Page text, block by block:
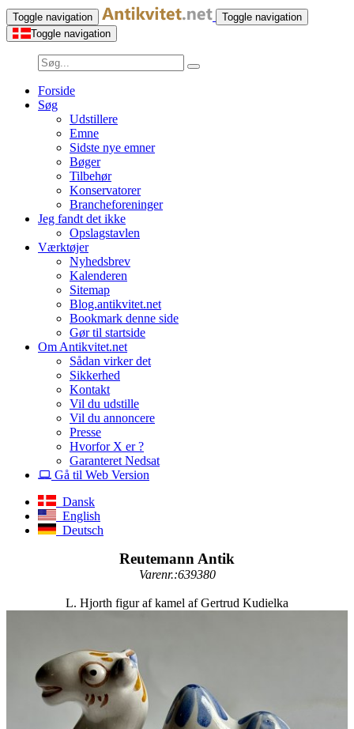
Toggle navigation
Toggle navigation
Toggle navigation
Forside
Søg
Udstillere
Emne
Sidste nye emner
Bøger
Tilbehør
Konservatorer
Brancheforeninger
Jeg fandt det ikke
Opslagstavlen
Værktøjer
Nyhedsbrev
Kalenderen
Sitemap
Blog.antikvitet.net
Bookmark denne side
Gør til startside
Om Antikvitet.net
Sådan virker det
Sikkerhed
Kontakt
Vil du udstille
Vil du annoncere
Presse
Hvorfor X er ?
Garanteret Nedsat
Gå til Web Version
Dansk
English
Deutsch
Reutemann Antik
Varenr.:639380
L. Hjorth figur af kamel af Gertrud Kudielka